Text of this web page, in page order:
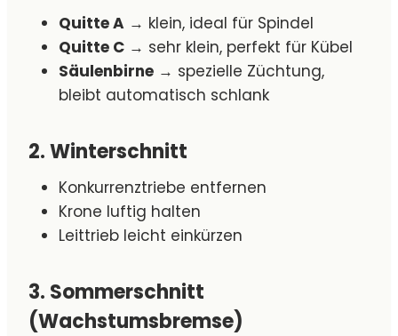
Quitte A → klein, ideal für Spindel
Quitte C → sehr klein, perfekt für Kübel
Säulenbirne → spezielle Züchtung,
bleibt automatisch schlank
2. Winterschnitt
Konkurrenztriebe entfernen
Krone luftig halten
Leittrieb leicht einkürzen
3. Sommerschnitt
(Wachstumsbremse)